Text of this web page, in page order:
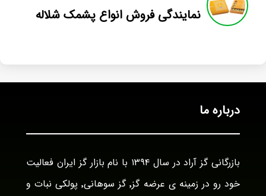
نمایندگی فروش انواع پشمک شلاله
درباره ما
بازرگانی گز آراد در سال ۱۳۹۴ با نام بازار گز ایران فعالیت
خود رو در زمینه ی عرضه گز٬ گز سوهانی٬ پولکی نبات و